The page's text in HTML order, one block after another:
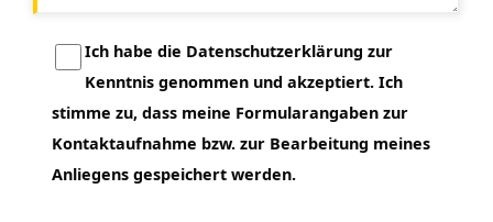
Ich habe die Datenschutzerklärung zur
Kenntnis genommen und akzeptiert. Ich
stimme zu, dass meine Formularangaben zur
Kontaktaufnahme bzw. zur Bearbeitung meines
Anliegens gespeichert werden.